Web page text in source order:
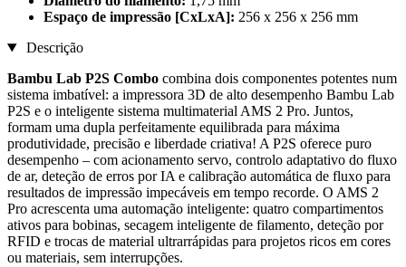
Espaço de impressão [CxLxA]: 256 x 256 x 256 mm
Descrição
Bambu Lab P2S Combo combina dois componentes potentes num
sistema imbatível: a impressora 3D de alto desempenho Bambu Lab
P2S e o inteligente sistema multimaterial AMS 2 Pro. Juntos,
formam uma dupla perfeitamente equilibrada para máxima
produtividade, precisão e liberdade criativa! A P2S oferece puro
desempenho – com acionamento servo, controlo adaptativo do fluxo
de ar, deteção de erros por IA e calibração automática de fluxo para
resultados de impressão impecáveis em tempo recorde. O AMS 2
Pro acrescenta uma automação inteligente: quatro compartimentos
ativos para bobinas, secagem inteligente de filamento, deteção por
RFID e trocas de material ultrarrápidas para projetos ricos em cores
ou materiais, sem interrupções.